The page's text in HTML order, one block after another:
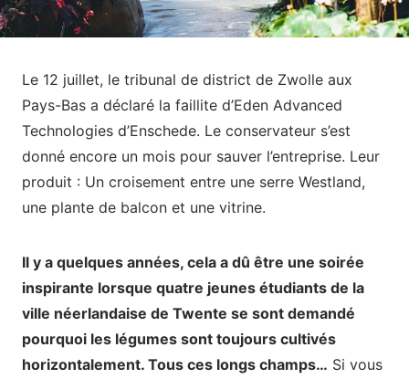
Le 12 juillet, le tribunal de district de Zwolle aux
Pays-Bas a déclaré la faillite d’Eden Advanced
Technologies d’Enschede. Le conservateur s’est
donné encore un mois pour sauver l’entreprise. Leur
produit : Un croisement entre une serre Westland,
une plante de balcon et une vitrine.
Il y a quelques années, cela a dû être une soirée
inspirante lorsque quatre jeunes étudiants de la
ville néerlandaise de Twente se sont demandé
pourquoi les légumes sont toujours cultivés
horizontalement. Tous ces longs champs… Si vous